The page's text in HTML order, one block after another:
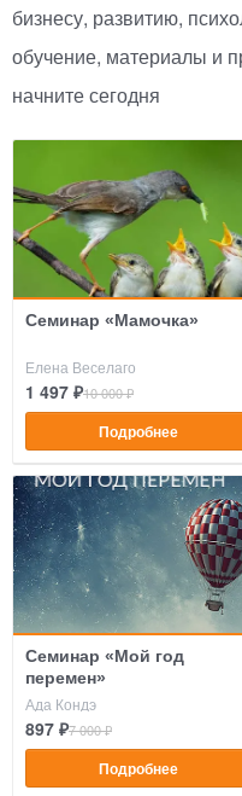
бизнесу, развитию,
обучение, материалы и
начните сегодня
Семинар «Мамочка»
Елена Веселаго
1 497 ₽10 000 ₽
Подробнее
Семинар «Мой год
перемен»
Ада Кондэ
897 ₽7 000 ₽
Подробнее